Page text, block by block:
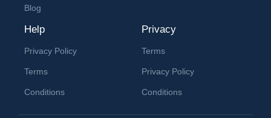
Blog
Help
Privacy Policy
Terms
Conditions
Privacy
Terms
Privacy Policy
Conditions